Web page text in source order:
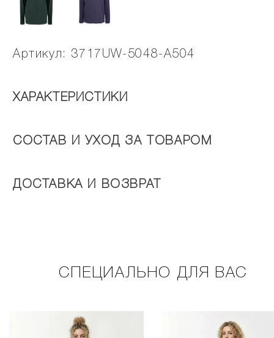
Артикул: 3717UW-5048-A504
ХАРАКТЕРИСТИКИ
СОСТАВ И УХОД ЗА ТОВАРОМ
ДОСТАВКА И ВОЗВРАТ
СПЕЦИАЛЬНО ДЛЯ ВАС